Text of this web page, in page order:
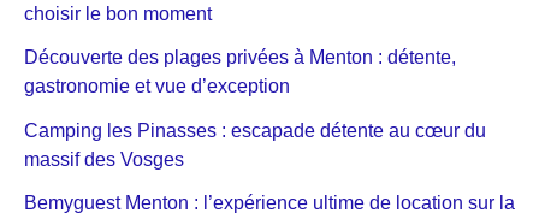
choisir le bon moment
Découverte des plages privées à Menton : détente,
gastronomie et vue d’exception
Camping les Pinasses : escapade détente au cœur du
massif des Vosges
Bemyguest Menton : l’expérience ultime de location sur la